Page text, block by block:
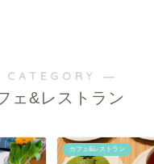
―
ェ&レストラン
カフェ&レストラン